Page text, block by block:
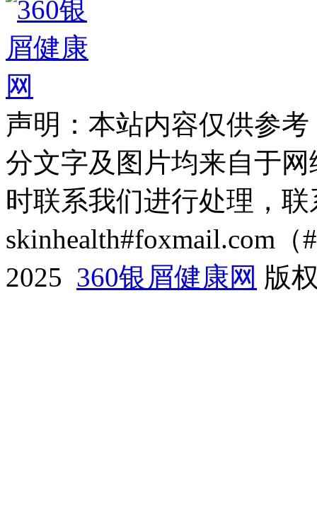
声明：本站内容仅供参
分文字及图片均来自于
时联系我们进行处理，
skinhealth#foxmail.com（
2025 360银屑健康网 版